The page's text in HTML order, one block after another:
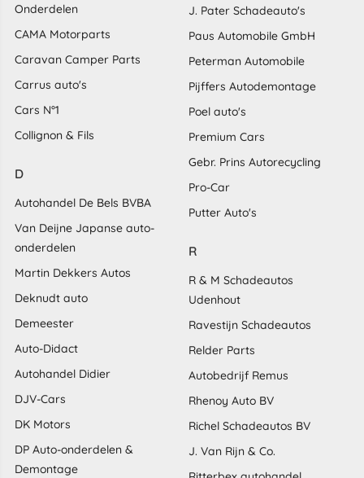
Onderdelen
CAMA Motorparts
Caravan Camper Parts
Carrus auto's
Cars N°1
Collignon & Fils
D
Autohandel De Bels BVBA
Van Deijne Japanse auto-
onderdelen
Martin Dekkers Autos
Deknudt auto
Demeester
Auto-Didact
Autohandel Didier
DJV-Cars
DK Motors
DP Auto-onderdelen &
Demontage
J. Pater Schadeauto's
Paus Automobile GmbH
Peterman Automobile
Pijffers Autodemontage
Poel auto's
Premium Cars
Gebr. Prins Autorecycling
Pro-Car
Putter Auto's
R
R & M Schadeautos
Udenhout
Ravestijn Schadeautos
Relder Parts
Autobedrijf Remus
Rhenoy Auto BV
Richel Schadeautos BV
J. Van Rijn & Co.